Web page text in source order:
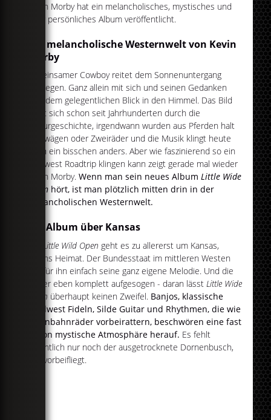
Kevin Morby hat ein melancholisches, mystisches und
sehr persönliches Album veröffentlicht.
Die melancholische Westernwelt von Kevin
Morby
Ein einsamer Cowboy reitet dem Sonnenuntergang
entgegen. Ganz allein mit sich und seinen Gedanken
und dem gelegentlichen Blick in den Himmel. Das Bild
zieht sich schon seit Jahrhunderten durch die
Kulturgeschichte, irgendwann wurden aus Pferden halt
Lastwägen oder Zweiräder und die Musik klingt heute
auch ein bisschen anders. Aber wie faszinierend so ein
Wildwest Roadtrip klingen kann zeigt gerade mal wieder
Kevin Morby.Wenn man sein neues AlbumLittle Wide
Open hört, ist man plötzlich mitten drin in der
melancholischen Westernwelt.
Ein Album über Kansas
Little Wild Open geht es zu allererst um Kansas,
Kevins Heimat. Der Bundesstaat im mittleren Westen
hat für ihn einfach seine ganz eigene Melodie. Und die
hat er eben komplett aufgesogen - daran lässt Little Wide
Open überhaupt keinen Zweifel. Banjos, klassische
Wildwest Fideln, Silde Guitar und Rhythmen, die wie
Eisenbahnräder vorbeirattern, beschwören eine fast
schon mystische Atmosphäre herauf. Es fehlt
eigentlich nur noch der ausgetrocknete Dornenbusch,
der vorbeifliegt.